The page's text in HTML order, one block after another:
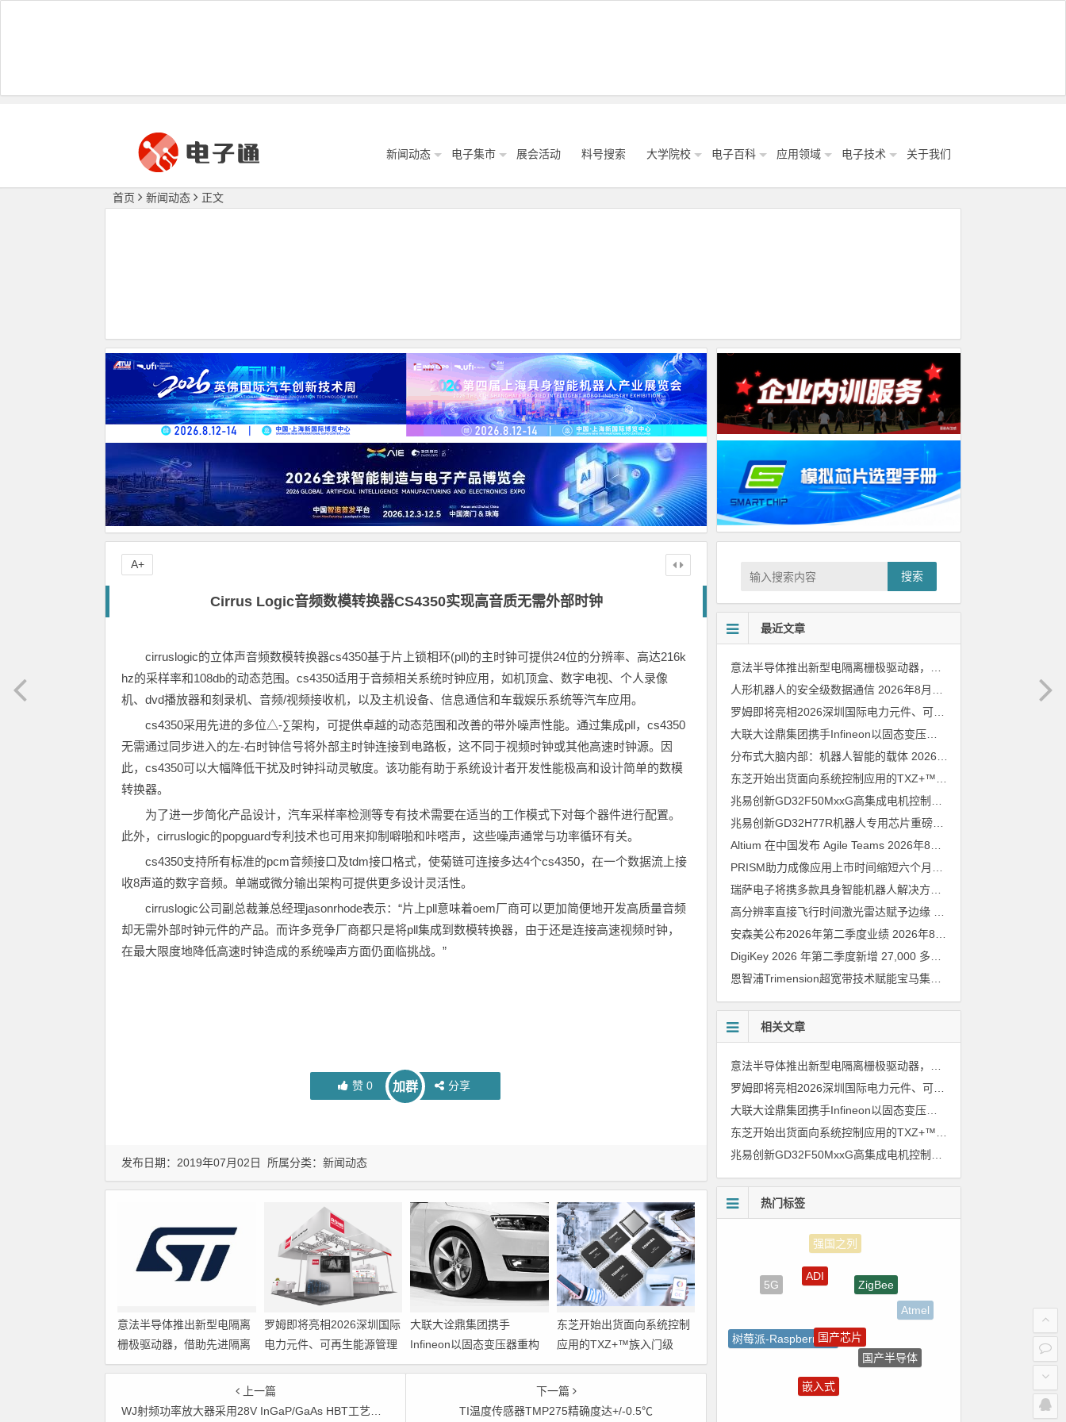
新闻动态 电子集市 展会活动 料号搜索 大学院校 电子百科 应用领域 电子技术 关于我们
首页 新闻动态 正文
Cirrus Logic音频数模转换器CS4350实现高音质无需外部时钟
cirruslogic的立体声音频数模转换器cs4350基于片上锁相环(pll)的主时钟可提供24位的分辨率、高达216k
hz的采样率和108db的动态范围。cs4350适用于音频相关系统时钟应用，如机顶盒、数字电视、个人录像
机、dvd播放器和刻录机、音频/视频接收机，以及主机设备、信息通信和车载娱乐系统等汽车应用。
cs4350采用先进的多位△-∑架构，可提供卓越的动态范围和改善的带外噪声性能。通过集成pll，cs4350
无需通过同步进入的左-右时钟信号将外部主时钟连接到电路板，这不同于视频时钟或其他高速时钟源。因
此，cs4350可以大幅降低干扰及时钟抖动灵敏度。该功能有助于系统设计者开发性能极高和设计简单的数模
转换器。
为了进一步简化产品设计，汽车采样率检测等专有技术需要在适当的工作模式下对每个器件进行配置。
此外，cirruslogic的popguard专利技术也可用来抑制噼啪和咔嗒声，这些噪声通常与功率循环有关。
cs4350支持所有标准的pcm音频接口及tdm接口格式，使菊链可连接多达4个cs4350，在一个数据流上接
收8声道的数字音频。单端或微分输出架构可提供更多设计灵活性。
cirruslogic公司副总裁兼总经理jasonrhode表示：“片上pll意味着oem厂商可以更加简便地开发高质量音频
却无需外部时钟元件的产品。而许多竞争厂商都只是将pll集成到数模转换器，由于还是连接高速视频时钟，
在最大限度地降低高速时钟造成的系统噪声方面仍面临挑战。”
赞0 加群 分享
A+
发布日期：2019年07月02日 所属分类： 新闻动态
意法半导体推出新型电隔离
栅极驱动器，借助先进隔离
技术简化电源设计
罗姆即将亮相2026深圳国际
电力元件、可再生能源管理
展览会暨研讨会
大联大诠鼎集团携手
Infineon以固态变压器重构
配电效率新标杆
东芝开始出货面向系统控制
应用的TXZ+™族入门级
M4V组（搭载Arm
Cortex‑M4内核的标准微控
制器）工程样品
上一篇
WJ射频功率放大器采用28V InGaP/GaAs HBT工艺制造
下一篇
TI温度传感器TMP275精确度达+/-0.5℃
搜索
最近文章
人形机器人的安全级数据通信 2026年8月8日
罗姆即将亮相2026深圳国际电力元件、可再生能源管理展览会暨研讨会
大联大诠鼎集团携手Infineon以固态变压器重构配电效率新标杆
分布式大脑内部：机器人智能的载体 2026年8月6日
兆易创新GD32H77R机器人专用芯片重磅亮相，精准赋能伺服驱动与关节控制
Altium 在中国发布 Agile Teams 2026年8月6日
安森美公布2026年第二季度业绩 2026年8月6日
恩智浦Trimension超宽带技术赋能宝马集团Digital Key Plus及生命体存在检测功能
相关文章
罗姆即将亮相2026深圳国际电力元件、可再生能源管理展览会暨研讨会
大联大诠鼎集团携手Infineon以固态变压器重构配电效率新标杆
热门标签
5G
ADI
ZigBee
Atmel
树莓派-Raspberry Pi
国产半导体
LED驱动方案
嵌入式